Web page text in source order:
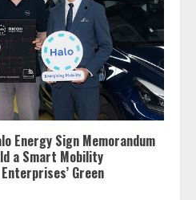
Energy Sign Memorandum
a Smart Mobility
Green